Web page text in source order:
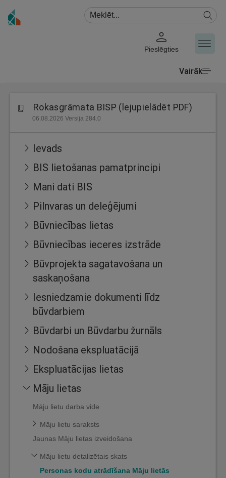
Pieslēgties
Vairāk
Rokasgrāmata BISP (lejupielādēt PDF)
06.08.2026 Versija 284.0
Ievads
BIS lietošanas pamatprincipi
Mani dati BIS
Pilnvaras un deleģējumi
Būvniecības lietas
Būvniecības ieceres izstrāde
Būvprojekta sagatavošana un
saskaņošana
Iesniedzamie dokumenti līdz
būvdarbiem
Būvdarbi un Būvdarbu žurnāls
Nodošana ekspluatācijā
Ekspluatācijas lietas
Māju lietas
Māju lietu darba vide
Māju lietu saraksts
Jaunas Māju lietas izveidošana
Māju lietu detalizētais skats
Personas kodu atrādīšana Māju lietās